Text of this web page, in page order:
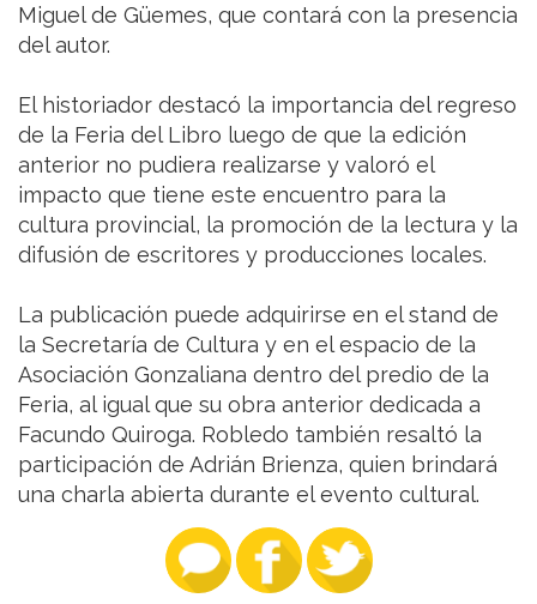
Miguel de Güemes, que contará con la presencia
del autor.
El historiador destacó la importancia del regreso
de la Feria del Libro luego de que la edición
anterior no pudiera realizarse y valoró el
impacto que tiene este encuentro para la
cultura provincial, la promoción de la lectura y la
difusión de escritores y producciones locales.
La publicación puede adquirirse en el stand de
la Secretaría de Cultura y en el espacio de la
Asociación Gonzaliana dentro del predio de la
Feria, al igual que su obra anterior dedicada a
Facundo Quiroga. Robledo también resaltó la
participación de Adrián Brienza, quien brindará
una charla abierta durante el evento cultural.